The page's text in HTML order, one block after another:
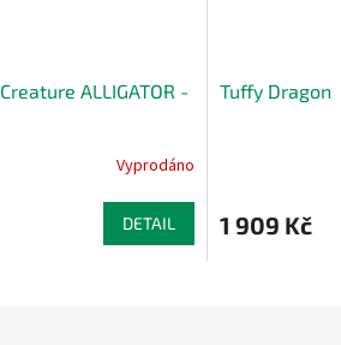
ALLIGATOR -
Vyprodáno
DETAIL
Tuffy Dragon
1 909 Kč